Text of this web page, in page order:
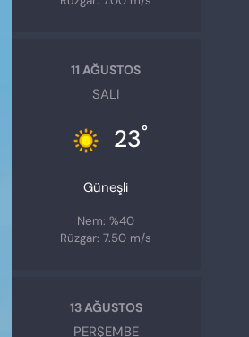
11 AĞUSTOS
SALI
23°
Güneşli
Nem: %40
Rüzgar: 7.50 m/s
13 AĞUSTOS
PERŞEMBE